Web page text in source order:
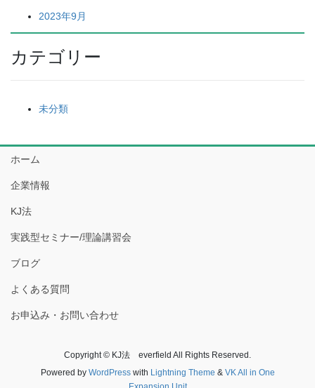
2023年9月
カテゴリー
未分類
ホーム
企業情報
KJ法
実践型セミナー/理論講習会
ブログ
よくある質問
お申込み・お問い合わせ
Copyright © KJ法 everfield All Rights Reserved.
Powered by WordPresswith Lightning Theme & VK All in One